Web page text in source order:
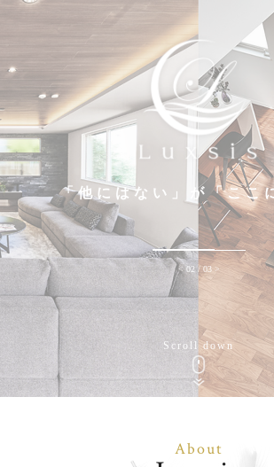
「他にはない」が「ここ
Scroll down
< 03 / 03 >
About